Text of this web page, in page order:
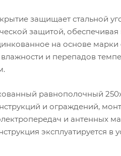
защищает стальной
защитой,
на основе марки
влажности и перепадов
равнополочный
и ограждений,
и антенных
эксплуатируется